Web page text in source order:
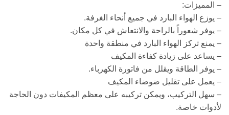
– المميزات:
– يوزع الهواء البارد في جميع أنحاء الغرفة.
– يوفر شعوراً بالراحة والانتعاش في كل مكان.
– يمنع تركز الهواء البارد في منطقة واحدة
– يساعد على زيادة كفاءة المكيف
– يوفر الطاقة ويقلل من فاتورة الكهرباء.
– يعمل على تقليل ضوضاء المكيف
– سهل التركيب، ويمكن تركيبه على معظم المكيفات دون الحاجة
لأدوات خاصة.